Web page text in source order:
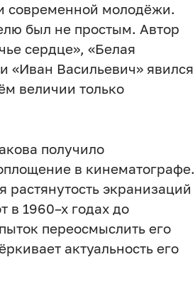
современной молодёжи.
был не простым. Автор
сердце», «Белая
«Иван Васильевич» явился
величии только
получило
в кинематографе.
растянутость экранизаций
в 1960–х годах до
переосмыслить его
актуальность его